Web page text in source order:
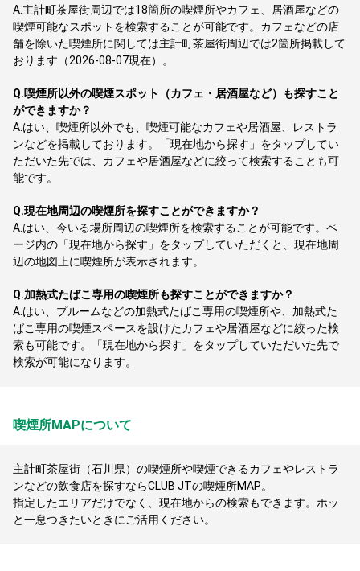
A. 主計町茶屋街周辺では18箇所の喫煙所やカフェ、居酒屋などの
喫煙可能なスポットを検索することが可能です。カフェなどの店
舗を除いた喫煙所に関しては主計町茶屋街周辺では2箇所掲載して
おります（2026-08-07現在）。
Q.喫煙所以外の喫煙スポット（カフェ・居酒屋など）も探すこと
ができますか？
A. はい、喫煙所以外でも、喫煙可能なカフェや居酒屋、レストラ
ンなどを掲載しております。「現在地から探す」をタップしてい
ただいた先では、カフェや居酒屋などに絞って検索することも可
能です。
Q.現在地周辺の喫煙所を探すことができますか？
A. はい、今いる場所周辺の喫煙所を検索することが可能です。ペ
ージ内の「現在地から探す」をタップしていただくと、現在地周
辺の地図上に喫煙所が表示されます。
Q.加熱式たばこ専用の喫煙所も探すことができますか？
A. はい、プルームなどの加熱式たばこ専用の喫煙所や、加熱式た
ばこ専用の喫煙スペースを設けたカフェや居酒屋などに絞った検
索も可能です。「現在地から探す」をタップしていただいた先で
検索が可能になります。
喫煙所MAPについて
主計町茶屋街（石川県）の喫煙所や喫煙できるカフェやレストラ
ンなどの飲食店を探すならCLUB JTの喫煙所MAP。
指定したエリアだけでなく、現在地からの検索もできます。ホッ
と一息つきたいときにご活用ください。